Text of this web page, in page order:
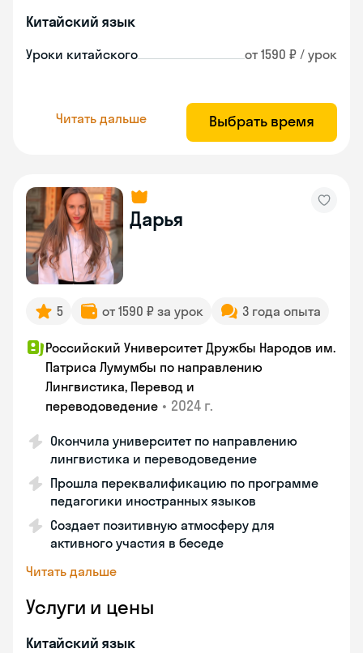
Китайский язык
Уроки китайского от 1590 ₽ / урок
Читать дальше Выбрать время
Дарья
5 от 1590 ₽ за урок 3 года опыта
Российский Университет Дружбы Народов им.
Патриса Лумумбы по направлению
Лингвистика, Перевод и
переводоведение • 2024 г.
Окончила университет по направлению
лингвистика и переводоведение
Прошла переквалификацию по программе
педагогики иностранных языков
Создает позитивную атмосферу для
активного участия в беседе
Читать дальше
Услуги и цены
Китайский язык